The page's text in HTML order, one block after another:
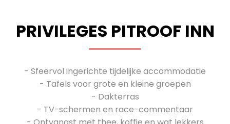
PRIVILEGES PITROOF INN
- Sfeervol ingerichte tijdelijke accommodatie
- Tafels voor grote en kleine groepen
- Dakterras
- TV-schermen en race-commentaar